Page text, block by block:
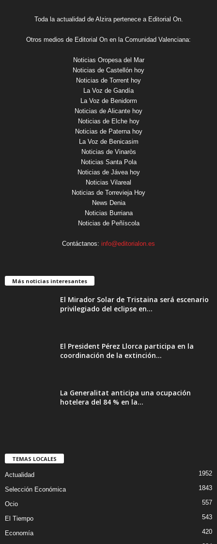
Toda la actualidad de Alzira pertenece a Editorial On.
Otros medios de Editorial On en la Comunidad Valenciana:
Noticias Oropesa del Mar
Noticias de Castellón hoy
Noticias de Torrent hoy
La Voz de Gandía
La Voz de Benidorm
Noticias de Alicante hoy
Noticias de Elche hoy
Noticias de Paterna hoy
La Voz de Benicasim
Noticias de Vinaròs
Noticias Santa Pola
Noticias de Jávea hoy
Noticias Vilareal
Noticias de Torrevieja Hoy
News Denia
Noticias Burriana
Noticias de Peñíscola
Contáctanos: info@editorialon.es
Más noticias interesantes
El Mirador Solar de Tristaina será escenario
privilegiado del eclipse en...
El President Pérez Llorca participa en la
coordinación de la extinción...
La Generalitat anticipa una ocupación
hotelera del 84 % en la...
TEMAS LOCALES
Actualidad 1952
Selección Económica 1843
Ocio 557
El Tiempo 543
Economía
420